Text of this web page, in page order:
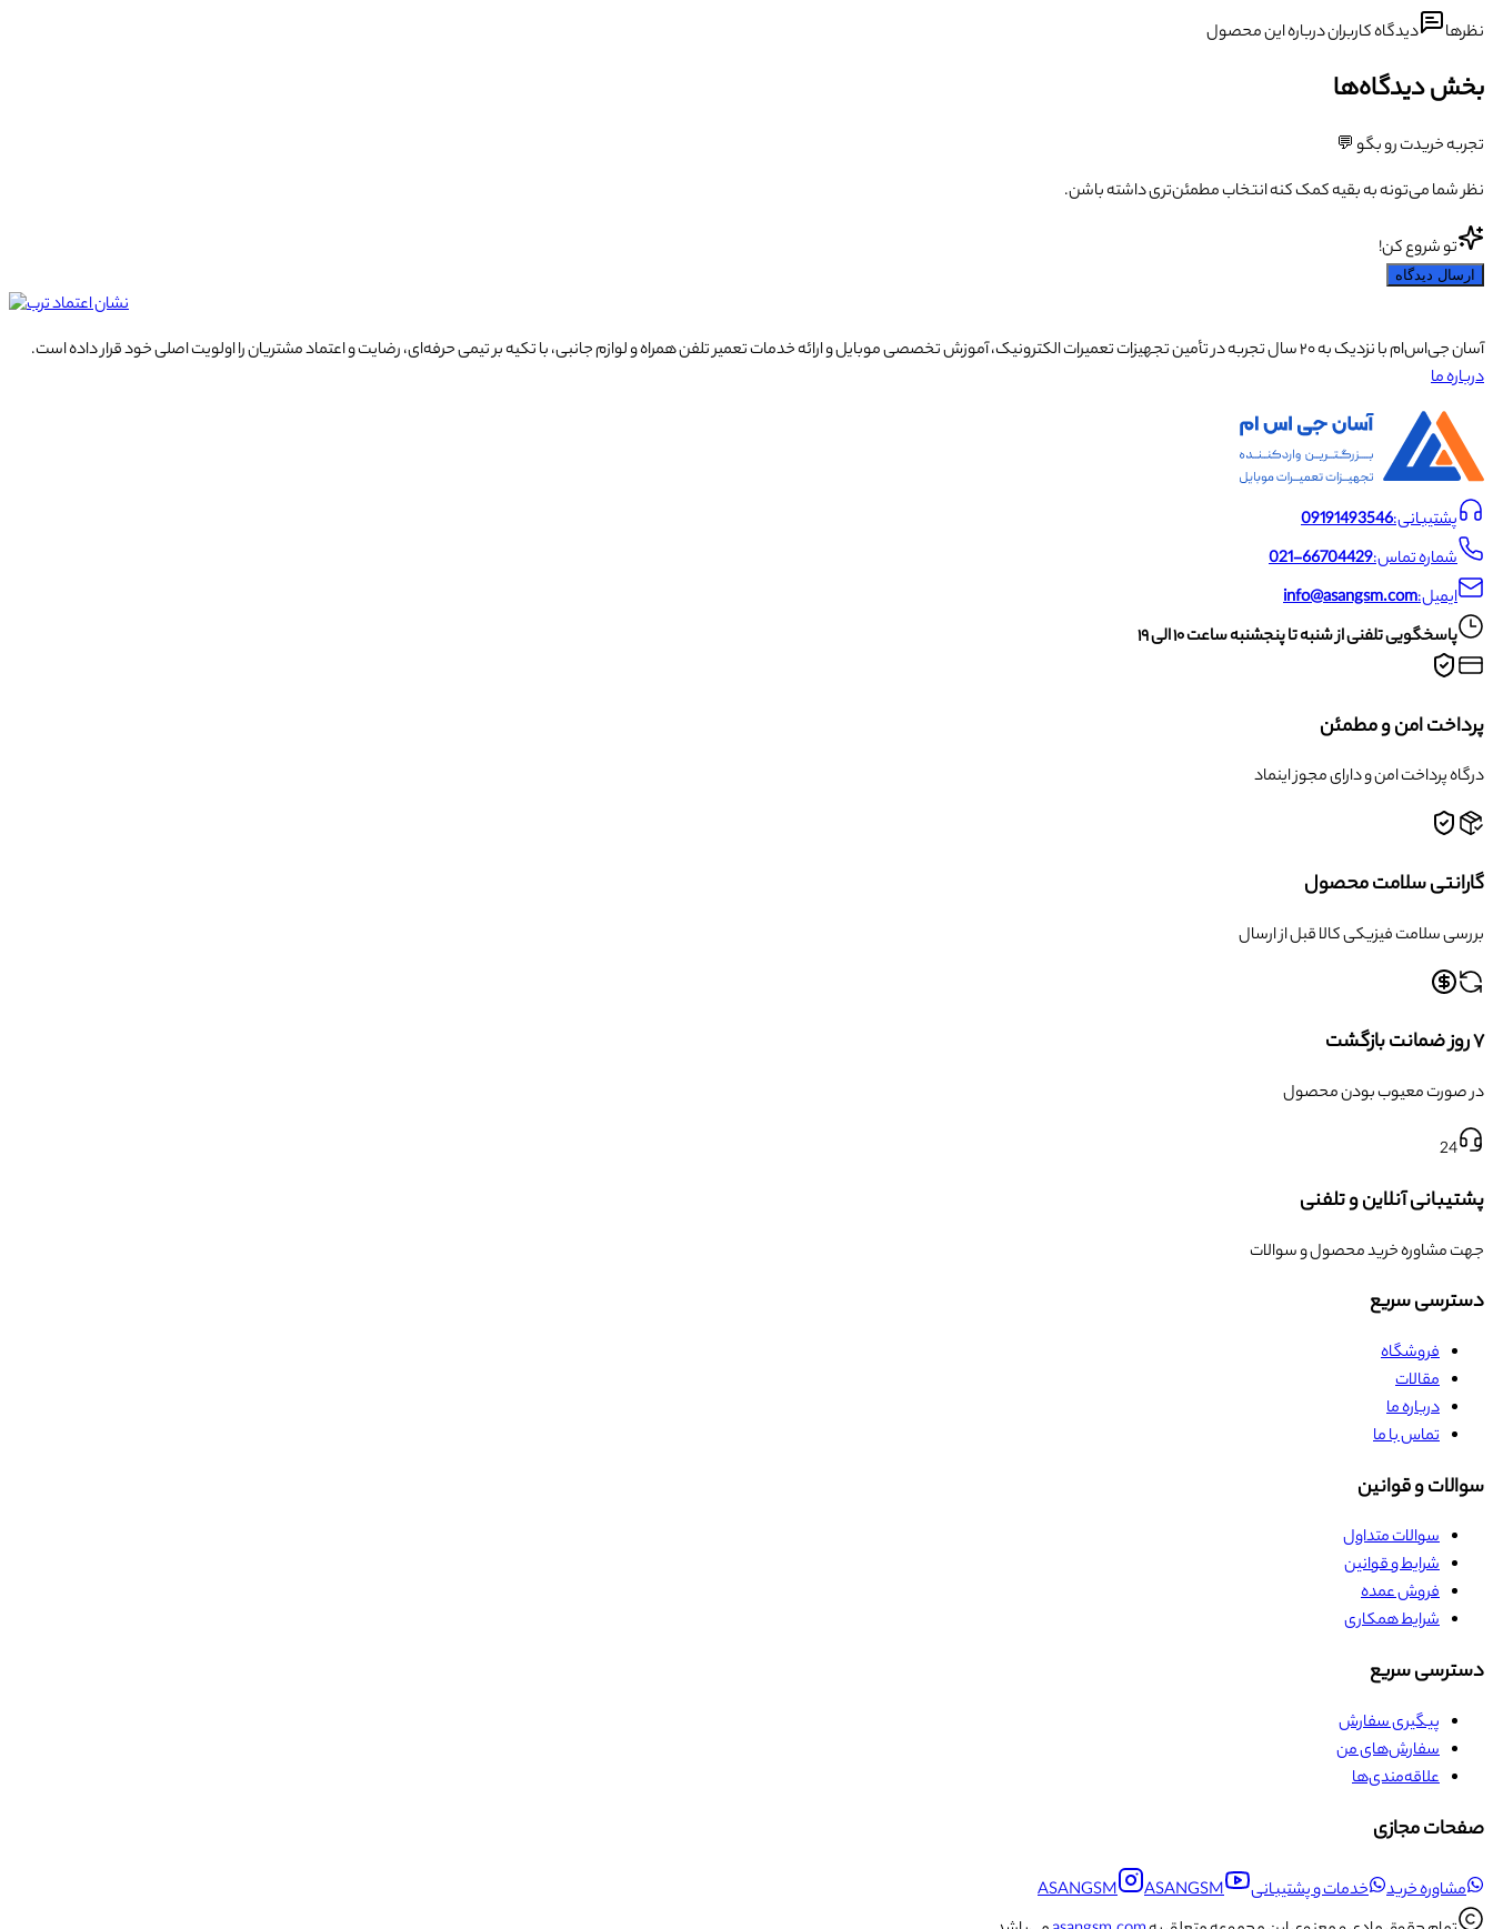
نظرها دیدگاه کاربران درباره این محصول
بخش دیدگاه‌ها
تجربه خریدت رو بگو 💬
نظر شما می‌تونه به بقیه کمک کنه انتخاب مطمئن‌تری داشته باشن.
تو شروع کن!
ارسال دیدگاه
آسان جی‌اس‌ام با نزدیک به ۲۰ سال تجربه در تأمین تجهیزات تعمیرات الکترونیک، آموزش تخصصی موبایل و ارائه خدمات تعمیر تلفن همراه و لوازم جانبی، با تکیه بر تیمی حرفه‌ای، رضایت و اعتماد مشتریان را اولویت اصلی خود قرار داده است.
درباره ما
پشتیبانی:09191493546
شماره تماس:021-66704429
ایمیل:info@asangsm.com
پاسخگویی تلفنی از شنبه تا پنجشنبه ساعت ۱۰ الی ۱۹
پرداخت امن و مطمئن
درگاه پرداخت امن و دارای مجوز اینماد
گارانتی سلامت محصول
بررسی سلامت فیزیکی کالا قبل از ارسال
۷ روز ضمانت بازگشت
در صورت معیوب بودن محصول
24
پشتیبانی آنلاین و تلفنی
جهت مشاوره خرید محصول و سوالات
دسترسی سریع
فروشگاه
مقالات
درباره ما
تماس با ما
سوالات و قوانین
سوالات متداول
شرایط و قوانین
فروش عمده
شرایط همکاری
دسترسی سریع
پیگیری سفارش
سفارش‌های من
علاقه‌مندی‌ها
صفحات مجازی
مشاوره خرید خدمات و پشتیبانی ASANGSM
ASANGSM